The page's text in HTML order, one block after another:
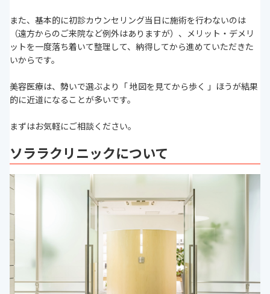
また、基本的に初診カウンセリング当日に施術を行わないのは
（遠方からのご来院など例外はありますが）、メリット・デメリ
ットを一度落ち着いて整理して、納得してから進めていただきた
いからです。
美容医療は、勢いで選ぶより「 地図を見てから歩く 」ほうが結果
的に近道になることが多いです。
まずはお気軽にご相談ください。
ソララクリニックについて